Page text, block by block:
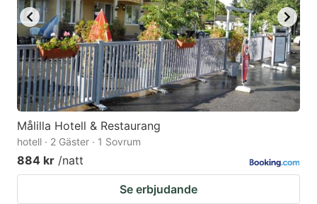
Målilla Hotell & Restaurang
hotell · 2 Gäster · 1 Sovrum
884 kr /natt
Se erbjudande